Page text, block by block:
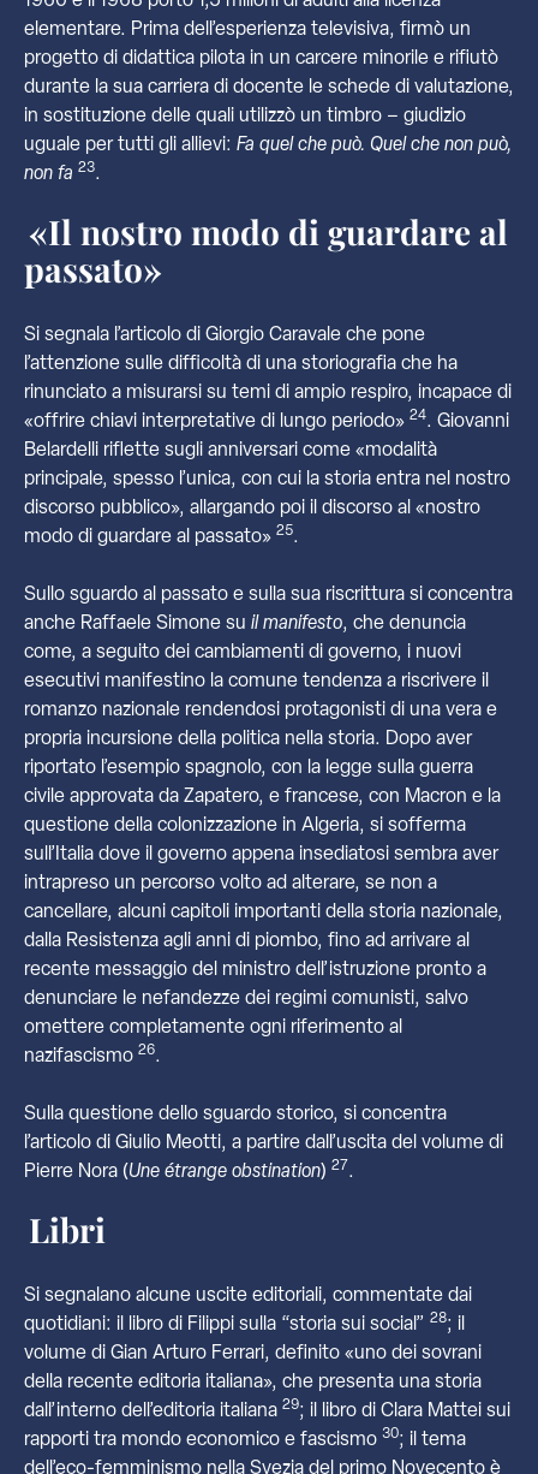
elementare. Prima dell’esperienza televisiva, firmò un
progetto di didattica pilota in un carcere minorile e rifiutò
durante la sua carriera di docente le schede di valutazione,
in sostituzione delle quali utilizzò un timbro – giudizio
uguale per tutti gli allievi: Fa quel che può. Quel che non può,
non fa 23.
«Il nostro modo di guardare al
passato»
Si segnala l’articolo di Giorgio Caravale che pone
l’attenzione sulle difficoltà di una storiografia che ha
rinunciato a misurarsi su temi di ampio respiro, incapace di
«offrire chiavi interpretative di lungo periodo» 24. Giovanni
Belardelli riflette sugli anniversari come «modalità
principale, spesso l’unica, con cui la storia entra nel nostro
discorso pubblico», allargando poi il discorso al «nostro
modo di guardare al passato» 25.
Sullo sguardo al passato e sulla sua riscrittura si concentra
anche Raffaele Simone su il manifesto, che denuncia
come, a seguito dei cambiamenti di governo, i nuovi
esecutivi manifestino la comune tendenza a riscrivere il
romanzo nazionale rendendosi protagonisti di una vera e
propria incursione della politica nella storia. Dopo aver
riportato l’esempio spagnolo, con la legge sulla guerra
civile approvata da Zapatero, e francese, con Macron e la
questione della colonizzazione in Algeria, si sofferma
sull’Italia dove il governo appena insediatosi sembra aver
intrapreso un percorso volto ad alterare, se non a
cancellare, alcuni capitoli importanti della storia nazionale,
dalla Resistenza agli anni di piombo, fino ad arrivare al
recente messaggio del ministro dell’istruzione pronto a
denunciare le nefandezze dei regimi comunisti, salvo
omettere completamente ogni riferimento al
nazifascismo 26.
Sulla questione dello sguardo storico, si concentra
l’articolo di Giulio Meotti, a partire dall’uscita del volume di
Pierre Nora (Une étrange obstination) 27.
Libri
Si segnalano alcune uscite editoriali, commentate dai
quotidiani: il libro di Filippi sulla “storia sui social” 28; il
volume di Gian Arturo Ferrari, definito «uno dei sovrani
della recente editoria italiana», che presenta una storia
dall’interno dell’editoria italiana 29; il libro di Clara Mattei sui
rapporti tra mondo economico e fascismo 30; il tema
dell’eco-femminismo nella Svezia del primo Novecento è